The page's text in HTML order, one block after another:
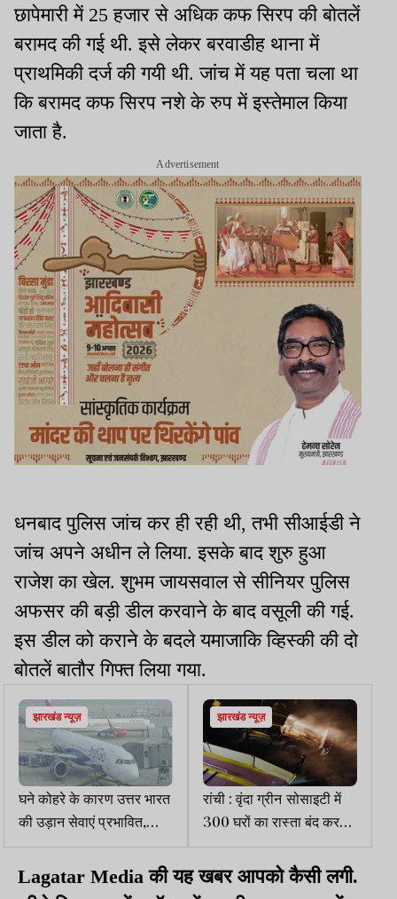
छापेमारी में 25 हजार से अधिक कफ सिरप की बोतलें
बरामद की गई थी. इसे लेकर बरवाडीह थाना में
प्राथमिकी दर्ज की गयी थी. जांच में यह पता चला था
कि बरामद कफ सिरप नशे के रुप में इस्तेमाल किया
जाता है.
Advertisement
धनबाद पुलिस जांच कर ही रही थी, तभी सीआईडी ने
जांच अपने अधीन ले लिया. इसके बाद शुरु हुआ
राजेश का खेल. शुभम जायसवाल से सीनियर पुलिस
अफसर की बड़ी डील करवाने के बाद वसूली की गई.
इस डील को कराने के बदले यमाजाकि व्हिस्की की दो
बोतलें बातौर गिफ्त लिया गया.
झारखंड न्यूज़
घने कोहरे के कारण उत्तर भारत
की उड़ान सेवाएं प्रभावित,
AAI ने जारी की एडवाइजरी
झारखंड न्यूज़
रांची : वृंदा ग्रीन सोसाइटी में
300 घरों का रास्ता बंद करने
की कोशिश, बिल्डर ने दर्ज
कराई शिकायत
Lagatar Media की यह खबर आपको कैसी लगी.